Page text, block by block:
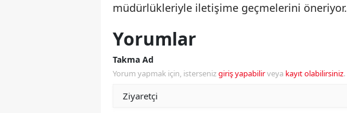
müdürlükleriyle iletişime geçmelerini öneriyor.
Yorumlar
Takma Ad
Yorum yapmak için, istersenizgiriş yapabilirveya kayıt olabilirsiniz.